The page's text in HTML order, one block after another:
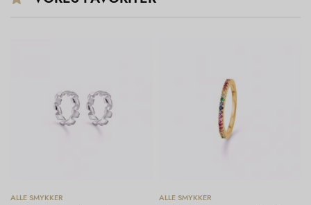
Tilføj til kurv
ALLE SMYKKER Vælg muligheder
ALLE SMYKKER